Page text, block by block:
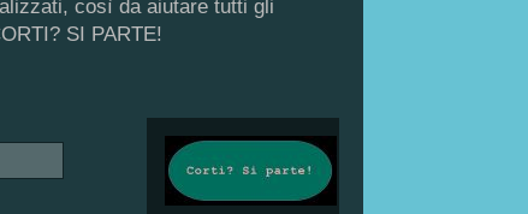
così da aiutare tutti gli
SI PARTE!